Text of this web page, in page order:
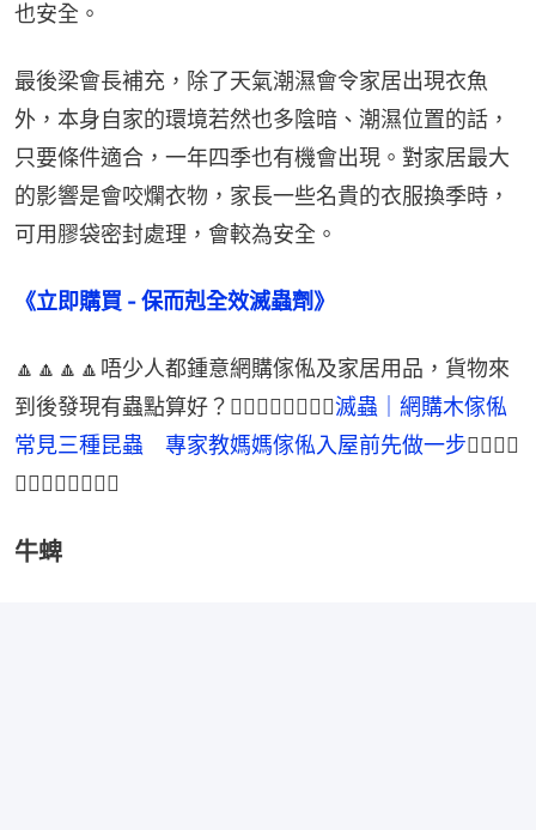
也安全。
最後梁會長補充，除了天氣潮濕會令家居出現衣魚
外，本身自家的環境若然也多陰暗、潮濕位置的話，
只要條件適合，一年四季也有機會出現。對家居最大
的影響是會咬爛衣物，家長一些名貴的衣服換季時，
可用膠袋密封處理，會較為安全。
《立即購買 - 保而剋全效滅蟲劑》
🔼🔼🔼🔼唔少人都鍾意網購傢俬及家居用品，貨物來
到後發現有蟲點算好？👉🏻👉🏻👉🏻👉🏻滅蟲｜網購木傢俬
常見三種昆蟲　專家教媽媽傢俬入屋前先做一步👈🏻👈🏻
👈🏻👈🏻🔼🔼🔼🔼
牛蜱